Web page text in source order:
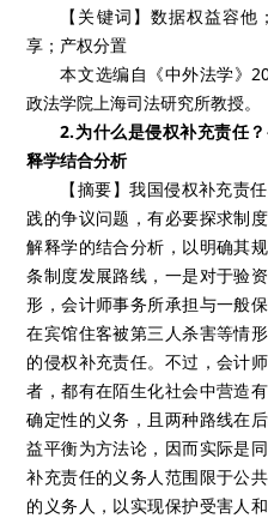
【关键词】数据权益容
享；产权分置
本文选编自《中外法学》
政法学院上海司法研究所教授。
2.为什么是侵权补充责任
释学结合分析
【摘要】我国侵权补充责
践的争议问题，有必要探求制
解释学的结合分析，以明确其
条制度发展路线，一是对于验
形，会计师事务所承担与一般
在宾馆住客被第三人杀害等情
的侵权补充责任。不过，会计
者，都有在陌生化社会中营造
确定性的义务，且两种路线在
益平衡为方法论，因而实际是
补充责任的义务人范围限于公
的义务人，以实现保护受害人